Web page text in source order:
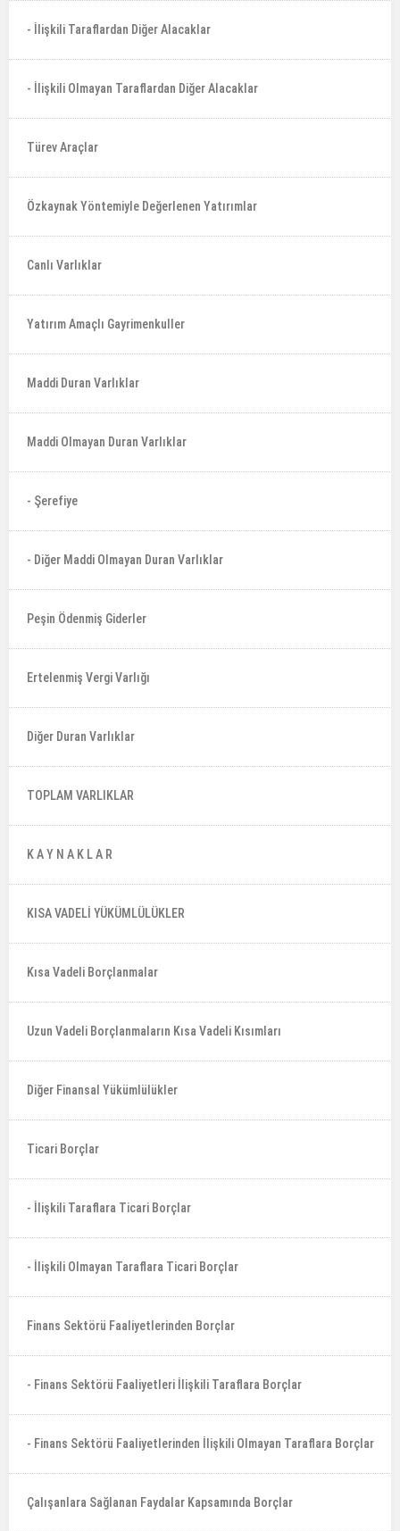
- İlişkili Taraflardan Diğer Alacaklar
- İlişkili Olmayan Taraflardan Diğer Alacaklar
Türev Araçlar
Özkaynak Yöntemiyle Değerlenen Yatırımlar
Canlı Varlıklar
Yatırım Amaçlı Gayrimenkuller
Maddi Duran Varlıklar
Maddi Olmayan Duran Varlıklar
- Şerefiye
- Diğer Maddi Olmayan Duran Varlıklar
Peşin Ödenmiş Giderler
Ertelenmiş Vergi Varlığı
Diğer Duran Varlıklar
TOPLAM VARLIKLAR
K A Y N A K L A R
KISA VADELİ YÜKÜMLÜLÜKLER
Kısa Vadeli Borçlanmalar
Uzun Vadeli Borçlanmaların Kısa Vadeli Kısımları
Diğer Finansal Yükümlülükler
Ticari Borçlar
- İlişkili Taraflara Ticari Borçlar
- İlişkili Olmayan Taraflara Ticari Borçlar
Finans Sektörü Faaliyetlerinden Borçlar
- Finans Sektörü Faaliyetleri İlişkili Taraflara Borçlar
- Finans Sektörü Faaliyetlerinden İlişkili Olmayan Taraflara Borçlar
Çalışanlara Sağlanan Faydalar Kapsamında Borçlar